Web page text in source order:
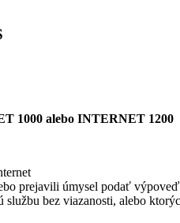
1000 alebo INTERNET 1200
prejavili úmysel podať
bez viazanosti, alebo